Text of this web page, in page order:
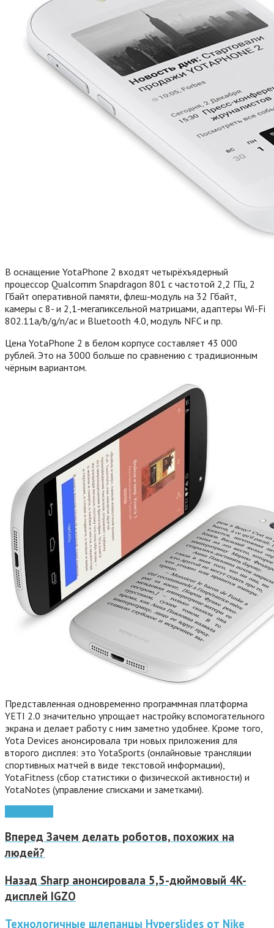
В оснащение YotaPhone 2 входят четырёхъядерный
процессор Qualcomm Snapdragon 801 с частотой 2,2 ГГц, 2
Гбайт оперативной памяти, флеш-модуль на 32 Гбайт,
камеры с 8- и 2,1-мегапиксельной матрицами, адаптеры Wi-Fi
802.11a/b/g/n/ac и Bluetooth 4.0, модуль NFC и пр.
Цена YotaPhone 2 в белом корпусе составляет 43 000
рублей. Это на 3000 больше по сравнению с традиционным
чёрным вариантом.
Представленная одновременно программная платформа
YETI 2.0 значительно упрощает настройку вспомогательного
экрана и делает работу с ним заметно удобнее. Кроме того,
Yota Devices анонсировала три новых приложения для
второго дисплея: это YotaSports (онлайновые трансляции
спортивных матчей в виде текстовой информации),
YotaFitness (сбор статистики о физической активности) и
YotaNotes (управление списками и заметками).
Вперед Зачем делать роботов, похожих на
людей?
Назад Sharp анонсировала 5,5-дюймовый 4K-
дисплей IGZO
Технологичные шлепанцы Hyperslides от Nike